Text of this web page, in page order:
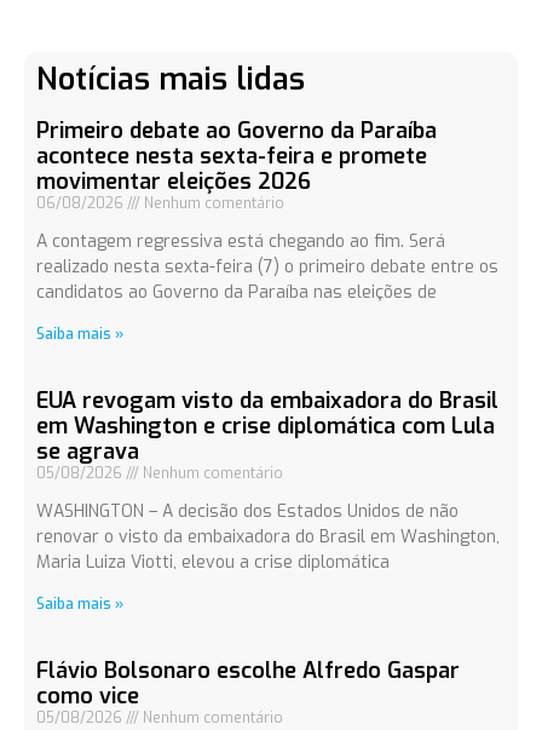
Notícias mais lidas
Primeiro debate ao Governo da Paraíba
acontece nesta sexta-feira e promete
movimentar eleições 2026
06/08/2026 Nenhum comentário
A contagem regressiva está chegando ao fim. Será
realizado nesta sexta-feira (7) o primeiro debate entre os
candidatos ao Governo da Paraíba nas eleições de
Saiba mais »
EUA revogam visto da embaixadora do Brasil
em Washington e crise diplomática com Lula
se agrava
05/08/2026 Nenhum comentário
WASHINGTON – A decisão dos Estados Unidos de não
renovar o visto da embaixadora do Brasil em Washington,
Maria Luiza Viotti, elevou a crise diplomática
Saiba mais »
Flávio Bolsonaro escolhe Alfredo Gaspar
como vice
05/08/2026 Nenhum comentário